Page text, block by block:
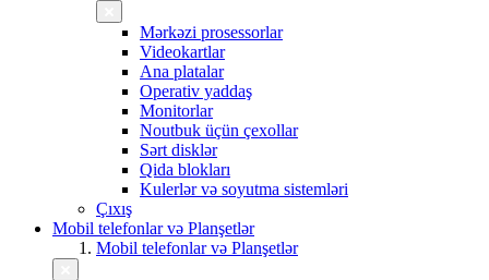
Mərkəzi prosessorlar
Videokartlar
Ana platalar
Operativ yaddaş
Monitorlar
Noutbuk üçün çexollar
Sərt disklər
Qida blokları
Kulerlər və soyutma sistemləri
Çıxış
Mobil telefonlar və Planşetlər
Mobil telefonlar və Planşetlər